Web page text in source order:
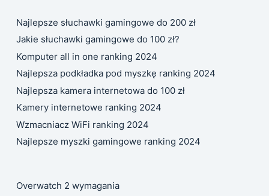
Najlepsze słuchawki gamingowe do 200 zł
Jakie słuchawki gamingowe do 100 zł?
Komputer all in one ranking 2024
Najlepsza podkładka pod myszkę ranking 2024
Najlepsza kamera internetowa do 100 zł
Kamery internetowe ranking 2024
Wzmacniacz WiFi ranking 2024
Najlepsze myszki gamingowe ranking 2024
Overwatch 2 wymagania